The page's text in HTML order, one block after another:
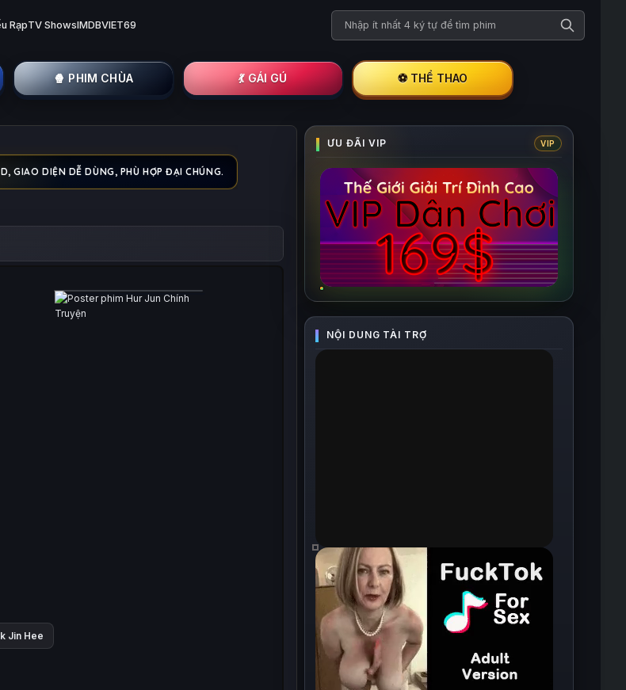
RạpTV ShowsIMDBVIET69 Tìm kiếm phim
🍿 PHIM CHÙA 💃 GÁI GÚ ⚽ THỂ THAO
GIAO DIỆN DỄ DÙNG, PHÙ HỢP ĐẠI CHÚNG.
Jin Hee